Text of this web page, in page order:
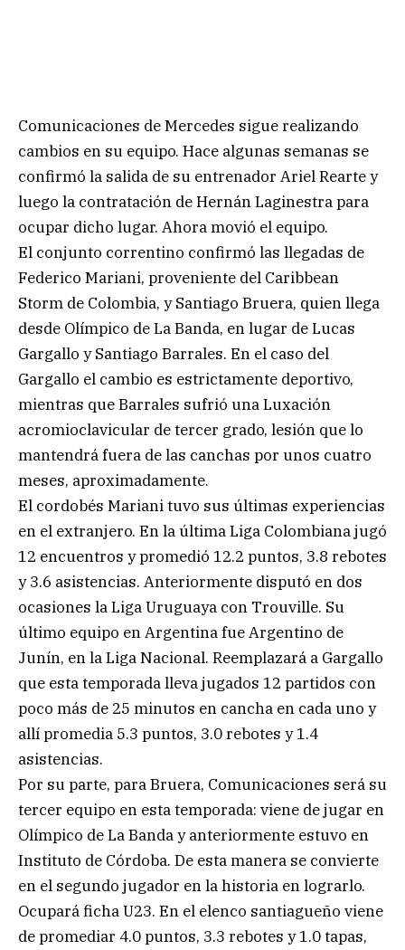
Comunicaciones de Mercedes sigue realizando
cambios en su equipo. Hace algunas semanas se
confirmó la salida de su entrenador Ariel Rearte y
luego la contratación de Hernán Laginestra para
ocupar dicho lugar. Ahora movió el equipo.
El conjunto correntino confirmó las llegadas de
Federico Mariani, proveniente del Caribbean
Storm de Colombia, y Santiago Bruera, quien llega
desde Olímpico de La Banda, en lugar de Lucas
Gargallo y Santiago Barrales. En el caso del
Gargallo el cambio es estrictamente deportivo,
mientras que Barrales sufrió una Luxación
acromioclavicular de tercer grado, lesión que lo
mantendrá fuera de las canchas por unos cuatro
meses, aproximadamente.
El cordobés Mariani tuvo sus últimas experiencias
en el extranjero. En la última Liga Colombiana jugó
12 encuentros y promedió 12.2 puntos, 3.8 rebotes
y 3.6 asistencias. Anteriormente disputó en dos
ocasiones la Liga Uruguaya con Trouville. Su
último equipo en Argentina fue Argentino de
Junín, en la Liga Nacional. Reemplazará a Gargallo
que esta temporada lleva jugados 12 partidos con
poco más de 25 minutos en cancha en cada uno y
allí promedia 5.3 puntos, 3.0 rebotes y 1.4
asistencias.
Por su parte, para Bruera, Comunicaciones será su
tercer equipo en esta temporada: viene de jugar en
Olímpico de La Banda y anteriormente estuvo en
Instituto de Córdoba. De esta manera se convierte
en el segundo jugador en la historia en lograrlo.
Ocupará ficha U23. En el elenco santiagueño viene
de promediar 4.0 puntos, 3.3 rebotes y 1.0 tapas,